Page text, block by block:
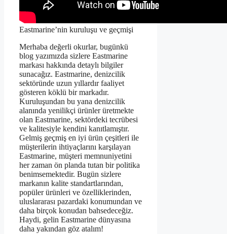
Eastmarine’nin kuruluşu ve geçmişi
Merhaba değerli okurlar, bugünkü
blog yazımızda sizlere Eastmarine
markası hakkında detaylı bilgiler
sunacağız. Eastmarine, denizcilik
sektöründe uzun yıllardır faaliyet
gösteren köklü bir markadır.
Kuruluşundan bu yana denizcilik
alanında yenilikçi ürünler üretmekte
olan Eastmarine, sektördeki tecrübesi
ve kalitesiyle kendini kanıtlamıştır.
Gelmiş geçmiş en iyi ürün çeşitleri ile
müşterilerin ihtiyaçlarını karşılayan
Eastmarine, müşteri memnuniyetini
her zaman ön planda tutan bir politika
benimsemektedir. Bugün sizlere
markanın kalite standartlarından,
popüler ürünleri ve özelliklerinden,
uluslararası pazardaki konumundan ve
daha birçok konudan bahsedeceğiz.
Haydi, gelin Eastmarine dünyasına
daha yakından göz atalım!